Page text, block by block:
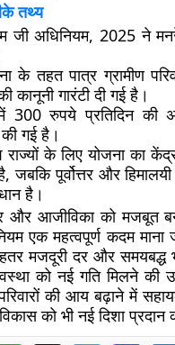
तथ्य
जी अधिनियम, 2025 ने
के तहत पात्र ग्रामीण
कानूनी गारंटी दी गई है।
300 रुपये प्रतिदिनकी
की गई है।
के लिए योजना का
जबकि पूर्वोत्तर और
है।
और आजीविका को मजबूत
एक महत्वपूर्ण कदम माना
मजदूरी दर और
को नई गति मिलने
की आय बढ़ाने में
को भी नई दिशा प्रदान